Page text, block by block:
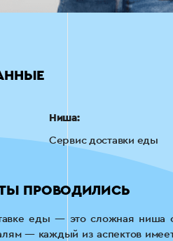
Ниша:
Сервис доставки еды
ПРОВОДИЛИСЬ
еды — это сложная ниша
— каждый из аспектов